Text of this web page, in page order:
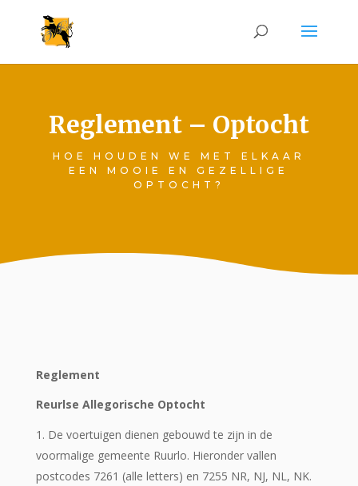
Reglement – Optocht
HOE HOUDEN WE MET ELKAAR
EEN MOOIE EN GEZELLIGE
OPTOCHT?
Reglement
Reurlse Allegorische Optocht
De voertuigen dienen gebouwd te zijn in de
voormalige gemeente Ruurlo. Hieronder vallen
postcodes 7261 (alle letters) en 7255 NR, NJ, NL, NK.